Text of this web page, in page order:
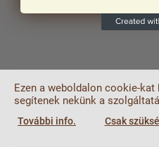
Ezen a weboldalon cookie-kat
segítenek nekünk a
További info. Csak